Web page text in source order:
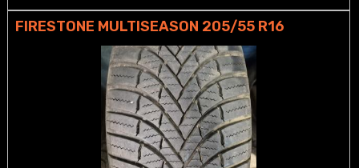
FIRESTONE MULTISEASON 205/55 R16